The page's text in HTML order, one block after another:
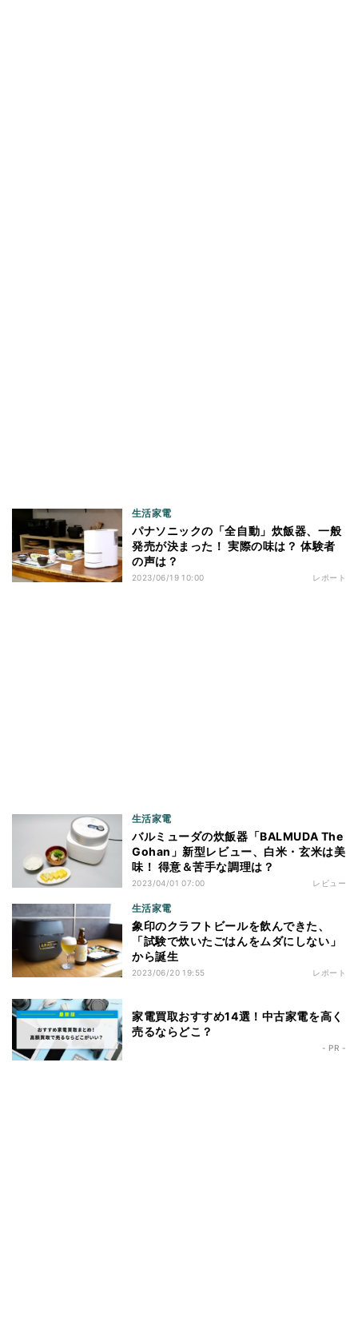
生活家電
パナソニックの「全自動」炊飯器、一般
発売が決まった！ 実際の味は？ 体験者
の声は？
2023/06/19 10:00 レポート
生活家電
バルミューダの炊飯器「BALMUDA The
Gohan」新型レビュー、白米・玄米は美
味！ 得意＆苦手な調理は？
2023/04/01 07:00 レビュー
生活家電
象印のクラフトビールを飲んできた、
「試験で炊いたごはんをムダにしない」
から誕生
2023/06/20 19:55 レポート
家電買取おすすめ14選！中古家電を高く
売るならどこ？
- PR -